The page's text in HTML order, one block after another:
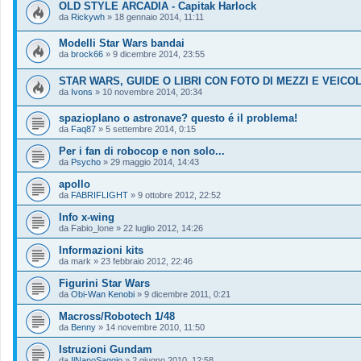
OLD STYLE ARCADIA - Capitak Harlock
da Rickywh » 18 gennaio 2014, 11:11
Modelli Star Wars bandai
da brock66 » 9 dicembre 2014, 23:55
STAR WARS, GUIDE O LIBRI CON FOTO DI MEZZI E
da Ivons » 10 novembre 2014, 20:34
spazioplano o astronave? questo é il problema!
da Faq87 » 5 settembre 2014, 0:15
Per i fan di robocop e non solo...
da Psycho » 29 maggio 2014, 14:43
apollo
da FABRIFLIGHT » 9 ottobre 2012, 22:52
Info x-wing
da Fabio_lone » 22 luglio 2012, 14:26
Informazioni kits
da mark » 23 febbraio 2012, 22:46
Figurini Star Wars
da Obi-Wan Kenobi » 9 dicembre 2011, 0:21
Macross/Robotech 1/48
da Benny » 14 novembre 2010, 11:50
Istruzioni Gundam